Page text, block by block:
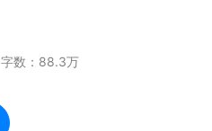
字数： 88.3万